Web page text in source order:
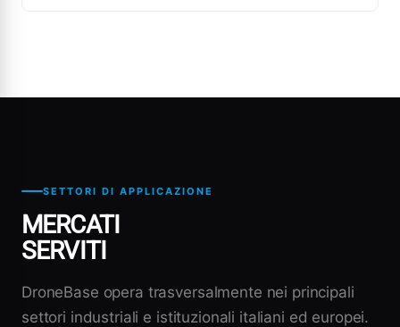
SETTORI DI APPLICAZIONE
MERCATI
SERVITI
DroneBase opera trasversalmente nei principali
settori industriali e istituzionali italiani ed europei.